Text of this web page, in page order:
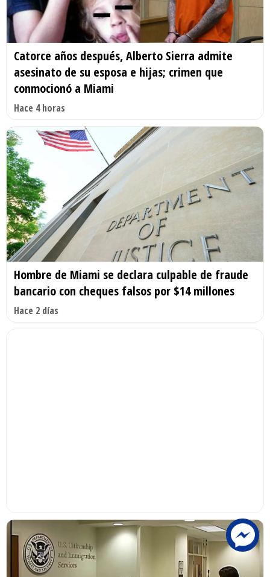
Catorce años después, Alberto Sierra admite
asesinato de su esposa e hijas; crimen que
conmocionó a Miami
Hace 4 horas
Hombre de Miami se declara culpable de fraude
bancario con cheques falsos por $14 millones
Hace 2 días